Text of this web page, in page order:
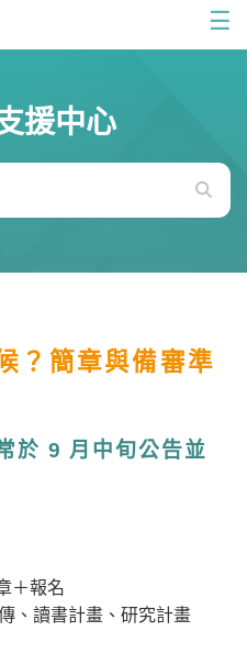
☰
援中心
？簡章與備審準
於 9 月中旬公告並
＋報名
、讀書計畫、研究計畫